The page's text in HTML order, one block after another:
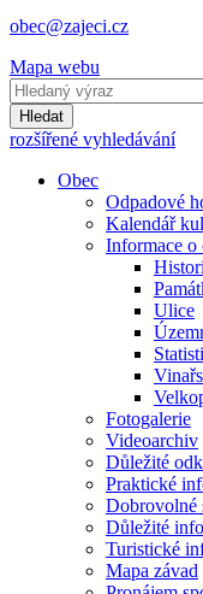
obec@zajeci.cz
Mapa webu
Hledat
rozšířené vyhledávání
Obec
Odpadové
Kalendář
Informace o
Ulice
Fotogalerie
Videoarchiv
Důležité
Praktické
Dobrovolné
Důležité
Turistické
Mapa závad